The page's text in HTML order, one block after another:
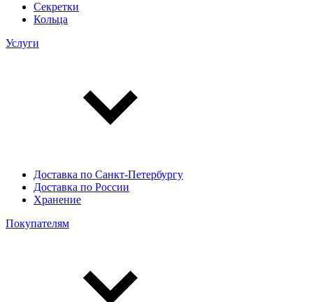
Секретки
Кольца
Услуги
Доставка по Санкт-Петербургу
Доставка по России
Хранение
Покупателям